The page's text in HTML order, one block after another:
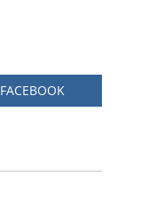
FACEBOOK